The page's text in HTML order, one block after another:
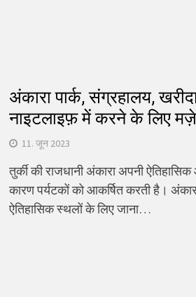
अंकारा पार्क, संग्रहालय,
नाइटलाइफ़ में करने के लिए
11. जून 2023
तुर्की की राजधानी अंकारा अपनी
कारण पर्यटकों को आकर्षित करती है।
ऐतिहासिक स्थलों के लिए जाना…